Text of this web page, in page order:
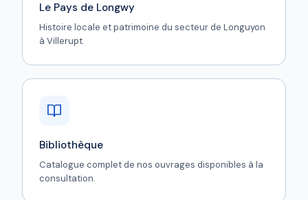
Le Pays de Longwy
Histoire locale et patrimoine du secteur de Longuyon
à Villerupt.
Bibliothèque
Catalogue complet de nos ouvrages disponibles à la
consultation.